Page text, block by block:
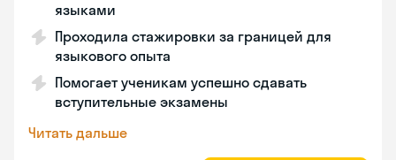
языками
Проходила стажировки за границей для
языкового опыта
Помогает ученикам успешно сдавать
вступительные экзамены
Читать дальше